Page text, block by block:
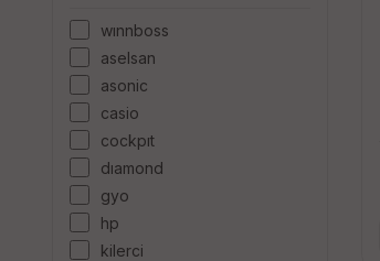
winnboss
aselsan
asonic
casi̇o
cockpit
diamond
gyo
hp
ki̇lerci̇